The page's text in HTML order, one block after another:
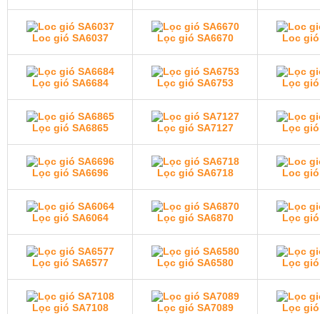
Loc gió SA6037 Lọc gió SA6670 Loc gió
Lọc gió SA6684 Lọc gió SA6753 Lọc gió
Lọc gió SA6865 Lọc gió SA7127 Lọc gió
Lọc gió SA6696 Lọc gió SA6718 Loc gió
Lọc gió SA6064 Lọc gió SA6870 Lọc gió
Lọc gió SA6577 Lọc gió SA6580 Lọc gió
Lọc gió SA7108 Lọc gió SA7089 Lọc gió